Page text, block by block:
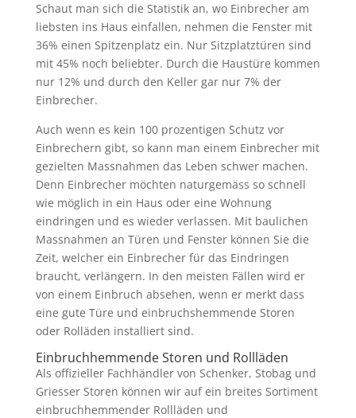
Schaut man sich die Statistik an, wo Einbrecher am
liebsten ins Haus einfallen, nehmen die Fenster mit
36% einen Spitzenplatz ein. Nur Sitzplatztüren sind
mit 45% noch beliebter. Durch die Haustüre kommen
nur 12% und durch den Keller gar nur 7% der
Einbrecher.
Auch wenn es kein 100 prozentigen Schutz vor
Einbrechern gibt, so kann man einem Einbrecher mit
gezielten Massnahmen das Leben schwer machen.
Denn Einbrecher möchten naturgemäss so schnell
wie möglich in ein Haus oder eine Wohnung
eindringen und es wieder verlassen. Mit baulichen
Massnahmen an Türen und Fenster können Sie die
Zeit, welcher ein Einbrecher für das Eindringen
braucht, verlängern. In den meisten Fällen wird er
von einem Einbruch absehen, wenn er merkt dass
eine gute Türe und einbruchshemmende Storen
oder Rolläden installiert sind.
Einbruchhemmende Storen und Rollläden
Als offizieller Fachhändler von Schenker, Stobag und
Griesser Storen können wir auf ein breites Sortiment
einbruchhemmender Rollläden und